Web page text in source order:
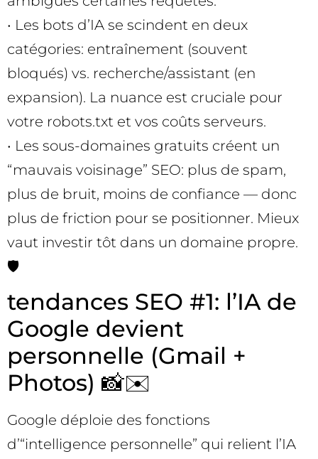
• Les bots d’IA se scindent en deux
catégories: entraînement (souvent
bloqués) vs. recherche/assistant (en
expansion). La nuance est cruciale pour
votre robots.txt et vos coûts serveurs.
• Les sous-domaines gratuits créent un
“mauvais voisinage” SEO: plus de spam,
plus de bruit, moins de confiance — donc
plus de friction pour se positionner. Mieux
vaut investir tôt dans un domaine propre.
🛡️
tendances SEO #1: l’IA de
Google devient
personnelle (Gmail +
Photos) 📸✉️
Google déploie des fonctions
d’“intelligence personnelle” qui relient l’IA